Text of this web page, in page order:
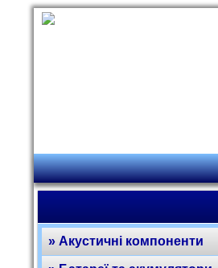
» Акустичні компоненти